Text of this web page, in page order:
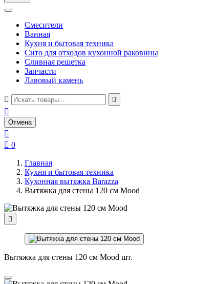
Смесители
Ванная
Кухня и бытовая техника
Сито для отходов кухонной раковины
Сливная решетка
Запчасти
Лавовый камень
 

Отмена

 0
Главная
Кухня и бытовая техника
Кухонная вытяжка Barazza
Вытяжка для стены 120 см Mood

Вытяжка для стены 120 см Mood шт.